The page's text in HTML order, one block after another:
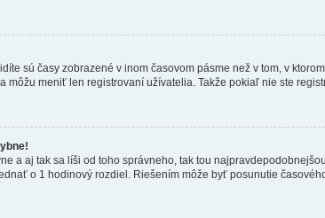
sú časy zobrazené v inom časovom pásme než v tom, v
môžu meniť len registrovaní užívatelia. Takže pokiaľ nie ste
a aj tak sa líši od toho správneho, tak tou
o 1 hodinový rozdiel. Riešením môže byť posunutie